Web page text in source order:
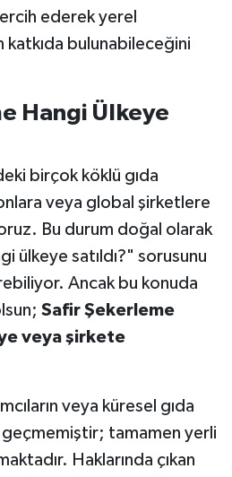
ederek yerel
katkıda bulunabileceğini
Hangi Ülkeye
birçok köklü gıda
veya global şirketlere
Bu durum doğal olarak
ülkeye satıldı?" sorusunu
Ancak bu konuda
Safir Şekerleme
veya şirkete
veya küresel gıda
tamamen yerli
Haklarında çıkan